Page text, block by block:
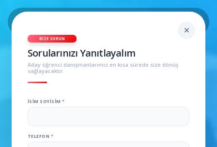
BIZE SORUN
Sorularınızı Yanıtlayalım
Aday öğrenci danışmanlarımız en kısa sürede size dönüş
sağlayacaktır.
İSIM SOYISIM *
TELEFON *